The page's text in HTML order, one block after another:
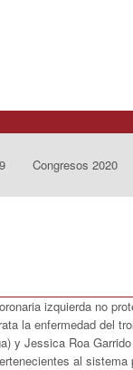
Congresos 2020
izquierda no
la enfermedad del
y Jessica Roa
al sistema